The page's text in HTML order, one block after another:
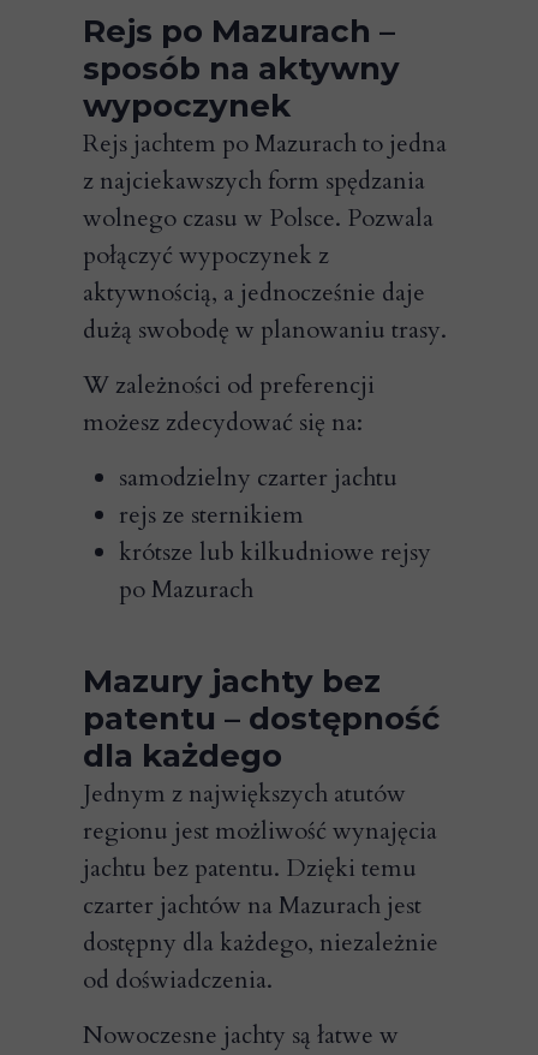
Rejs po Mazurach –
sposób na aktywny
wypoczynek
Rejs jachtem po Mazurach to jedna
z najciekawszych form spędzania
wolnego czasu w Polsce. Pozwala
połączyć wypoczynek z
aktywnością, a jednocześnie daje
dużą swobodę w planowaniu trasy.
W zależności od preferencji
możesz zdecydować się na:
samodzielny czarter jachtu
rejs ze sternikiem
krótsze lub kilkudniowe rejsy
po Mazurach
Mazury jachty bez
patentu – dostępność
dla każdego
Jednym z największych atutów
regionu jest możliwość wynajęcia
jachtu bez patentu. Dzięki temu
czarter jachtów na Mazurach jest
dostępny dla każdego, niezależnie
od doświadczenia.
Nowoczesne jachty są łatwe w